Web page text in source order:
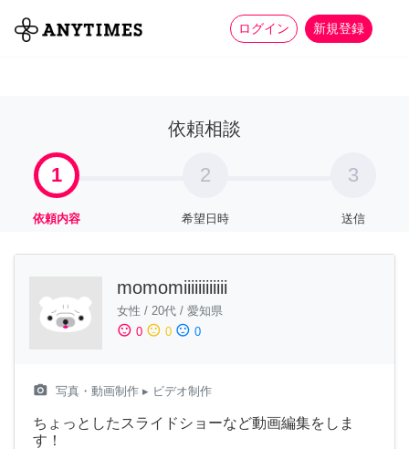
ログイン 新規登録
全て 家事 more_horiz
依頼相談
1
依頼内容
2
希望日時
3
送信
momomiiiiiiiiiiii
女性 / 20代 / 愛知県
sentiment_satisfied 0 sentiment_neutral 0 sentiment_dissatisfied 0
camera_alt 写真・動画制作 ▸ ビデオ制作
ちょっとしたスライドショーなど動画編集をしま
す！